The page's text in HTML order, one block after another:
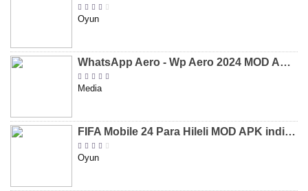
Oyun
WhatsApp Aero - Wp Aero 2024 MOD APK indir [v10.0.2]
Media
FIFA Mobile 24 Para Hileli MOD APK indir [v20.1.02]
Oyun